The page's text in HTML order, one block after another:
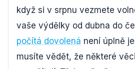
když si v srpnu vezmete
vaše výdělky od dubna do
počítá dovolená není úplně
musíte vědět, že některé